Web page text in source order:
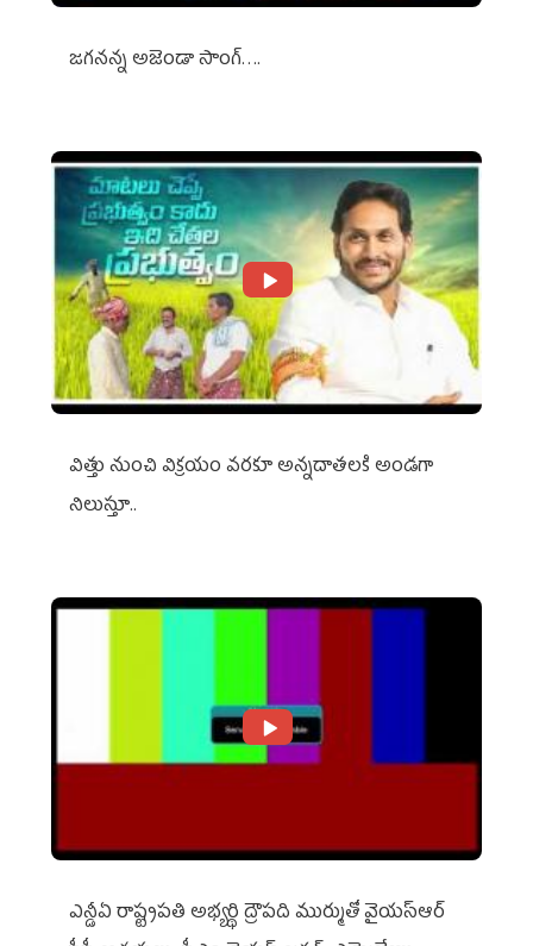
జగనన్న అజెండా సాంగ్….
విత్తు నుంచి విక్రయం వరకూ అన్నదాతలకి అండగా
నిలుస్తూ..
ఎన్డీఏ రాష్ట్ర‌ప‌తి అభ్య‌ర్థి ద్రౌప‌ది ముర్ముతో వైయ‌స్ఆర్